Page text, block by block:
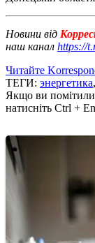
Новини від
наш канал https://
Читайте
ТЕГИ: энергетика,
Якщо ви помітили
натисніть Ctrl +